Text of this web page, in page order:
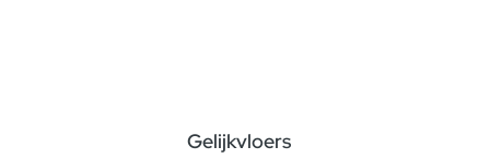
Gelijkvloers